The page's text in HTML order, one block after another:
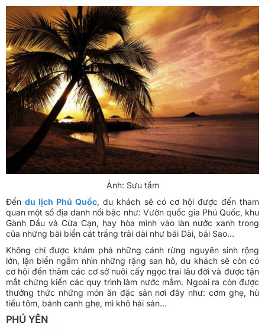
Ảnh: Sưu tầm
Đếndu lịch Phú Quốc, du khách sẽ có cơ hội được đến tham
quan một số địa danh nổi bậc như: Vườn quốc gia Phú Quốc, khu
Gành Dầu và Cửa Cạn, hay hòa mình vào làn nước xanh trong
của những bãi biển cát trắng trải dài như bãi Dài, bãi Sao…
Không chỉ được khám phá những cánh rừng nguyên sinh rộng
lớn, lặn biển ngắm nhìn những rặng san hô, du khách sẽ còn có
cơ hội đến thăm các cơ sở nuôi cấy ngọc trai lâu đời và được tận
mắt chứng kiến các quy trình làm nước mắm. Ngoài ra còn được
thưởng thức những món ăn đặc sản nơi đây như: cơm ghẹ, hủ
tiếu tôm, bánh canh ghẹ, mì khô hải sản…
PHÚ YÊN